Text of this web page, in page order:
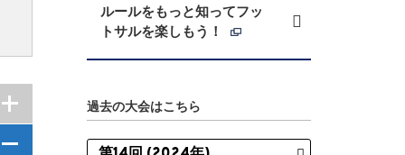
ルールをもっと知ってフッ
トサルを楽しもう！
過去の大会はこちら